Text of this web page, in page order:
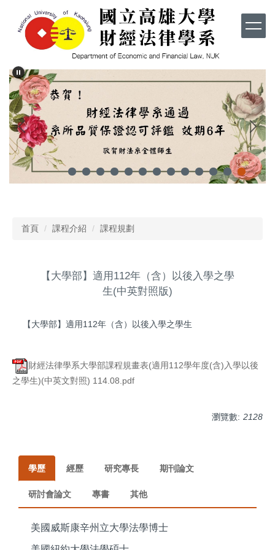
容
區
首頁 課程介紹 課程規劃
【大學部】適用112年（含）以後入學之學
生(中英對照版)
【大學部】適用112年（含）以後入學之學生
財經法律學系大學部課程規畫表(適用112學年度(含)入學以後
之學生)(中英文對照) 114.08.pdf
瀏覽數: 2128
學歷 經歷 研究專長 期刊論文
研討會論文 專書 其他
美國威斯康辛州立大學法學博士